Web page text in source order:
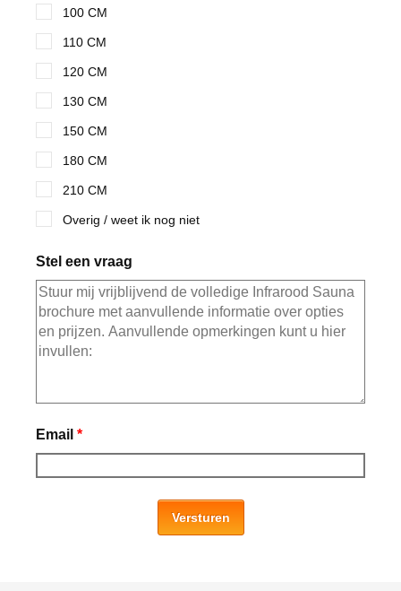
100 CM
110 CM
120 CM
130 CM
150 CM
180 CM
210 CM
Overig / weet ik nog niet
Stel een vraag
Email *
Versturen